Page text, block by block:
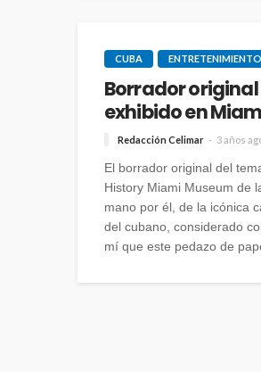
CUBA ENTRETENIMIENTO
Borrador original
exhibido en
Redacción Celimar 3 años
El borrador original del
History Miami Museum de
mano por él, de la icónica
del cubano, considerado
mí que este pedazo de